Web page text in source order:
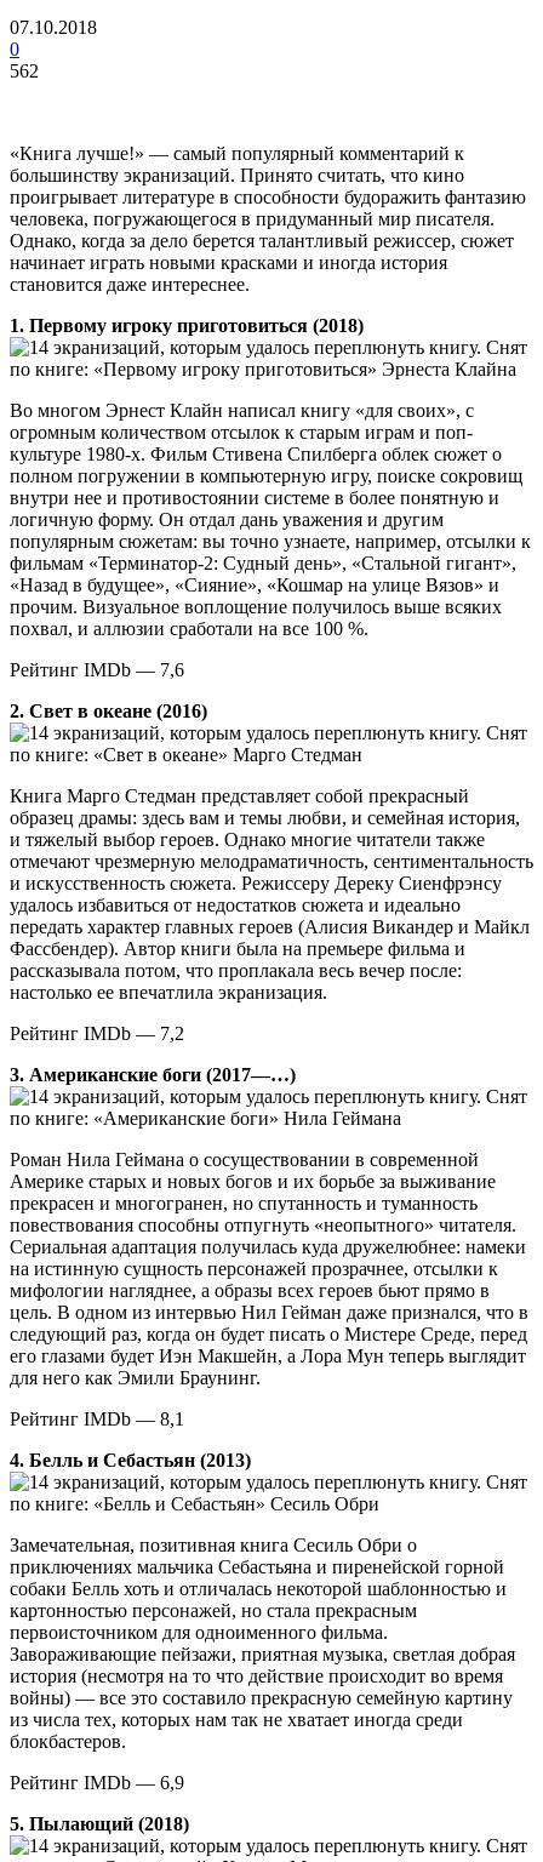
07.10.2018
0
562
«Книга лучше!» — самый популярный комментарий к
большинству экранизаций. Принято считать, что кино
проигрывает литературе в способности будоражить фантазию
человека, погружающегося в придуманный мир писателя.
Однако, когда за дело берется талантливый режиссер, сюжет
начинает играть новыми красками и иногда история
становится даже интереснее.
1. Первому игроку приготовиться (2018)
Снят
по книге: «Первому игроку приготовиться» Эрнеста Клайна
Во многом Эрнест Клайн написал книгу «для своих», с
огромным количеством отсылок к старым играм и поп-
культуре 1980-х. Фильм Стивена Спилберга облек сюжет о
полном погружении в компьютерную игру, поиске сокровищ
внутри нее и противостоянии системе в более понятную и
логичную форму. Он отдал дань уважения и другим
популярным сюжетам: вы точно узнаете, например, отсылки к
фильмам «Терминатор-2: Судный день», «Стальной гигант»,
«Назад в будущее», «Сияние», «Кошмар на улице Вязов» и
прочим. Визуальное воплощение получилось выше всяких
похвал, и аллюзии сработали на все 100 %.
Рейтинг IMDb — 7,6
2. Свет в океане (2016)
Снят
по книге: «Свет в океане» Марго Стедман
Книга Марго Стедман представляет собой прекрасный
образец драмы: здесь вам и темы любви, и семейная история,
и тяжелый выбор героев. Однако многие читатели также
отмечают чрезмерную мелодраматичность, сентиментальность
и искусственность сюжета. Режиссеру Дереку Сиенфрэнсу
удалось избавиться от недостатков сюжета и идеально
передать характер главных героев (Алисия Викандер и Майкл
Фассбендер). Автор книги была на премьере фильма и
рассказывала потом, что проплакала весь вечер после:
настолько ее впечатлила экранизация.
Рейтинг IMDb — 7,2
3. Американские боги (2017—…)
Снят
по книге: «Американские боги» Нила Геймана
Роман Нила Геймана о сосуществовании в современной
Америке старых и новых богов и их борьбе за выживание
прекрасен и многогранен, но спутанность и туманность
повествования способны отпугнуть «неопытного» читателя.
Сериальная адаптация получилась куда дружелюбнее: намеки
на истинную сущность персонажей прозрачнее, отсылки к
мифологии нагляднее, а образы всех героев бьют прямо в
цель. В одном из интервью Нил Гейман даже признался, что в
следующий раз, когда он будет писать о Мистере Среде, перед
его глазами будет Иэн Макшейн, а Лора Мун теперь выглядит
для него как Эмили Браунинг.
Рейтинг IMDb — 8,1
4. Белль и Себастьян (2013)
Снят
по книге: «Белль и Себастьян» Сесиль Обри
Замечательная, позитивная книга Сесиль Обри о
приключениях мальчика Себастьяна и пиренейской горной
собаки Белль хоть и отличалась некоторой шаблонностью и
картонностью персонажей, но стала прекрасным
первоисточником для одноименного фильма.
Завораживающие пейзажи, приятная музыка, светлая добрая
история (несмотря на то что действие происходит во время
войны) — все это составило прекрасную семейную картину
из числа тех, которых нам так не хватает иногда среди
блокбастеров.
Рейтинг IMDb — 6,9
5. Пылающий (2018)
Снят